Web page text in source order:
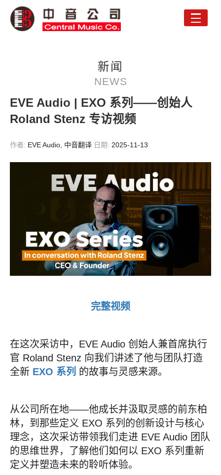
Toggle
新闻
NEWS
EVE Audio | EXO 系列——创始人
Roland Stenz 专访视频
作者: EVE Audio, 中音翻译 日期: 2025-11-13
完整视频
在这次采访中，EVE Audio 创始人兼首席执行
官 Roland Stenz 向我们讲述了他与团队打造
全新 EXO 系列 的故事与灵感来源。
从公司所在地——他成长并汲取灵感的前东柏
林，到那些定义 EXO 系列的创新设计与核心
理念，这次采访带领我们走进 EVE Audio 团队
的思维世界，了解他们如何以 EXO 系列重新
定义并塑造未来的聆听体验。